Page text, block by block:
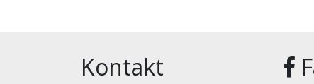
Kontakt